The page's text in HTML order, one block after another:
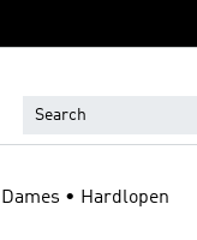
Dames • Hardlopen